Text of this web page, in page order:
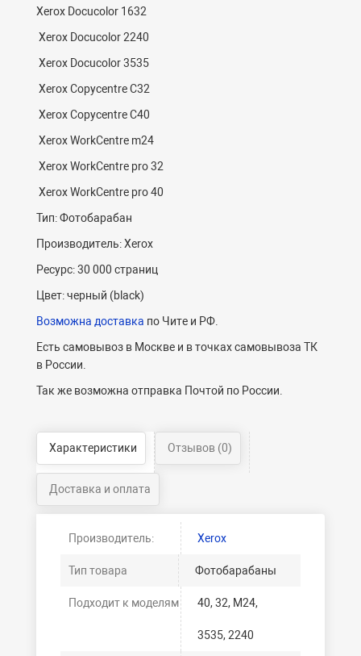
Xerox Docucolor 1632
Xerox Docucolor 2240
Xerox Docucolor 3535
Xerox Copycentre C32
Xerox Copycentre C40
Xerox WorkCentre m24
Xerox WorkCentre pro 32
Xerox WorkCentre pro 40
Тип:Фотобарабан
Производитель:Xerox
Ресурс: 30 000 страниц
Цвет: черный (black)
Возможна доставка по Чите и РФ.
Есть самовывоз в Москве и в точках самовывоза ТК
в России.
Так же возможна отправка Почтой по России.
Характеристики Отзывов (0)
Доставка и оплата
Производитель: Xerox
Тип товара Фотобарабаны
Подходит к моделям 40, 32, M24,
3535, 2240